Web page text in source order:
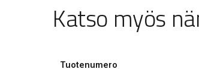
Katso myös
Tuotenumero